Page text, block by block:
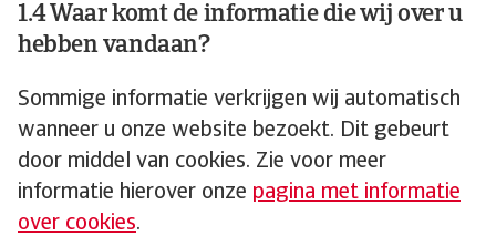
1.4 Waar komt de informatie die wij over u
hebben vandaan?
Sommige informatie verkrijgen wij automatisch
wanneer u onze website bezoekt. Dit gebeurt
door middel van cookies. Zie voor meer
informatie hierover onze pagina met informatie
over cookies.